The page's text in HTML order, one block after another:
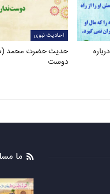
احادیث نبوی
حدیث حضرت محمد
دوست
ما